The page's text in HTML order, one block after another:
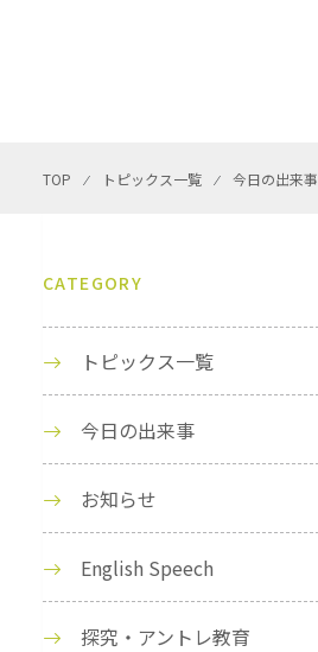
TOP ⁄ トピックス一覧 ⁄ 今日の出来事
CATEGORY
トピックス一覧
今日の出来事
お知らせ
English Speech
探究・アントレ教育